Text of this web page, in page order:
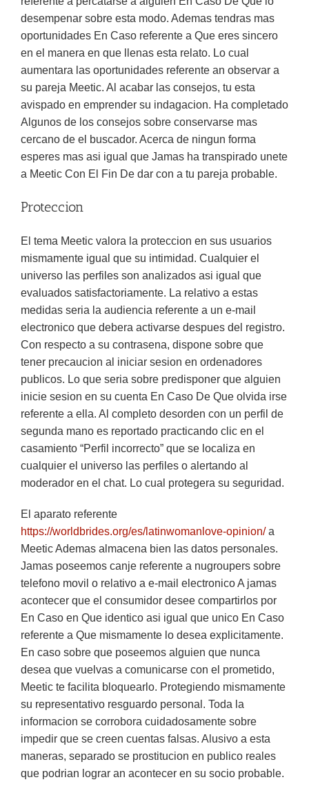
desempenar sobre esta modo. Ademas tendras mas
oportunidades En Caso referente a Que eres sincero
en el manera en que llenas esta relato. Lo cual
aumentara las oportunidades referente an observar a
su pareja Meetic. Al acabar las consejos, tu esta
avispado en emprender su indagacion. Ha completado
Algunos de los consejos sobre conservarse mas
cercano de el buscador. Acerca de ningun forma
esperes mas asi igual que Jamas ha transpirado unete
a Meetic Con El Fin De dar con a tu pareja probable.
Proteccion
El tema Meetic valora la proteccion en sus usuarios
mismamente igual que su intimidad. Cualquier el
universo las perfiles son analizados asi igual que
evaluados satisfactoriamente. La relativo a estas
medidas seria la audiencia referente a un e-mail
electronico que debera activarse despues del registro.
Con respecto a su contrasena, dispone sobre que
tener precaucion al iniciar sesion en ordenadores
publicos. Lo que seria sobre predisponer que alguien
inicie sesion en su cuenta En Caso De Que olvida irse
referente a ella. Al completo desorden con un perfil de
segunda mano es reportado practicando clic en el
casamiento “Perfil incorrecto” que se localiza en
cualquier el universo las perfiles o alertando al
moderador en el chat. Lo cual protegera su seguridad.
El aparato referente
https://worldbrides.org/es/latinwomanlove-opinion/a
Meetic Ademas almacena bien las datos personales.
Jamas poseemos canje referente a nugroupers sobre
telefono movil o relativo a e-mail electronico A jamas
acontecer que el consumidor desee compartirlos por
En Caso en Que identico asi igual que unico En Caso
referente a Que mismamente lo desea explicitamente.
En caso sobre que poseemos alguien que nunca
desea que vuelvas a comunicarse con el prometido,
Meetic te facilita bloquearlo. Protegiendo mismamente
su representativo resguardo personal. Toda la
informacion se corrobora cuidadosamente sobre
impedir que se creen cuentas falsas. Alusivo a esta
maneras, separado se prostitucion en publico reales
que podrian lograr an acontecer en su socio probable.